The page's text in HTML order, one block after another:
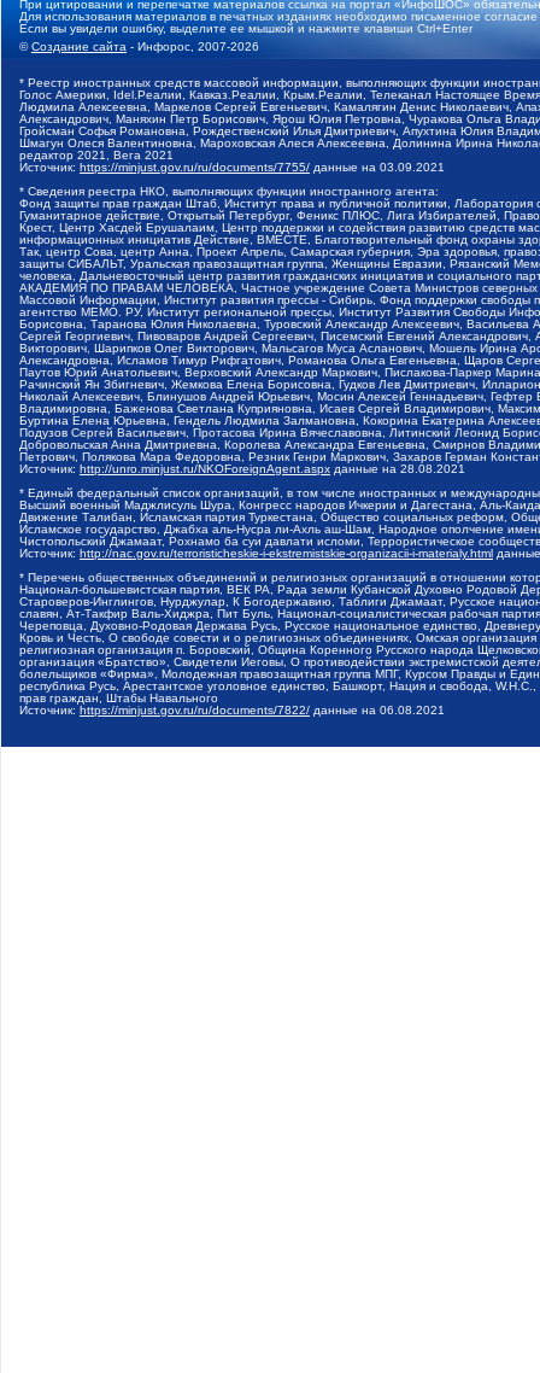
При цитировании и перепечатке материалов ссылка на портал «ИнфоШОС»
Для использования материалов в печатных изданиях необходимо письменное
Если вы увидели ошибку, выделите ее мышкой и нажмите клавиши Ctrl+Enter
©Создание сайта - Инфорос, 2007-2026
* Реестр иностранных средств массовой информации, выполняющих функции
Голос Америки, Idel.Реалии, Кавказ.Реалии, Крым.Реалии, Телеканал Настоящее
Людмила Алексеевна, Маркелов Сергей Евгеньевич, Камалягин Денис Николаевич,
Александрович, Маняхин Петр Борисович, Ярош Юлия Петровна, Чуракова Ольга
Гройсман Софья Романовна, Рождественский Илья Дмитриевич, Апухтина Юлия
Шмагун Олеся Валентиновна, Мароховская Алеся Алексеевна, Долинина Ирина
редактор 2021, Вега 2021
Источник: https://minjust.gov.ru/ru/documents/7755/ данные на 03.09.2021
* Сведения реестра НКО, выполняющих функции иностранного агента:
Фонд защиты прав граждан Штаб, Институт права и публичной политики,
Гуманитарное действие, Открытый Петербург, Феникс ПЛЮС, Лига Избирателей,
Крест, Центр Хасдей Ерушалаим, Центр поддержки и содействия развитию средств
информационных инициатив Действие, ВМЕСТЕ, Благотворительный фонд охраны
Так, центр Сова, центр Анна, Проект Апрель, Самарская губерния, Эра здоровья,
защиты СИБАЛЬТ, Уральская правозащитная группа, Женщины Евразии, Рязанский
человека, Дальневосточный центр развития гражданских инициатив и социального
АКАДЕМИЯ ПО ПРАВАМ ЧЕЛОВЕКА, Частное учреждение Совета Министров северных
Массовой Информации, Институт развития прессы - Сибирь, Фонд поддержки
агентство МЕМО. РУ, Институт региональной прессы, Институт Развития Свободы
Борисовна, Таранова Юлия Николаевна, Туровский Александр Алексеевич,
Сергей Георгиевич, Пивоваров Андрей Сергеевич, Писемский Евгений
Викторович, Шарипков Олег Викторович, Мальсагов Муса Асланович, Мошель Ирина
Александровна, Исламов Тимур Рифгатович, Романова Ольга Евгеньевна, Щаров
Паутов Юрий Анатольевич, Верховский Александр Маркович, Пислакова-Паркер
Рачинский Ян Збигневич, Жемкова Елена Борисовна, Гудков Лев Дмитриевич,
Николай Алексеевич, Блинушов Андрей Юрьевич, Мосин Алексей Геннадьевич,
Владимировна, Баженова Светлана Куприяновна, Исаев Сергей Владимирович,
Буртина Елена Юрьевна, Гендель Людмила Залмановна, Кокорина Екатерина
Подузов Сергей Васильевич, Протасова Ирина Вячеславовна, Литинский Леонид
Добровольская Анна Дмитриевна, Королева Александра Евгеньевна, Смирнов
Петрович, Полякова Мара Федоровна, Резник Генри Маркович, Захаров Герман
Источник: http://unro.minjust.ru/NKOForeignAgent.aspx данные на 28.08.2021
* Единый федеральный список организаций, в том числе иностранных и
Высший военный Маджлисуль Шура, Конгресс народов Ичкерии и Дагестана, Аль-
Движение Талибан, Исламская партия Туркестана, Общество социальных реформ,
Исламское государство, Джабха аль-Нусра ли-Ахль аш-Шам, Народное ополчение
Чистопольский Джамаат, Рохнамо ба суи давлати исломи, Террористическое
Источник: http://nac.gov.ru/terroristicheskie-i-ekstremistskie-organizacii-i-materialy.html
* Перечень общественных объединений и религиозных организаций в отношении
Национал-большевистская партия, ВЕК РА, Рада земли Кубанской Духовно Родовой
Староверов-Инглингов, Нурджулар, К Богодержавию, Таблиги Джамаат, Русское
славян, Ат-Такфир Валь-Хиджра, Пит Буль, Национал-социалистическая рабочая
Череповца, Духовно-Родовая Держава Русь, Русское национальное единство,
Кровь и Честь, О свободе совести и о религиозных объединениях, Омская
религиозная организация п. Боровский, Община Коренного Русского народа
организация «Братство», Свидетели Иеговы, О противодействии экстремистской
болельщиков «Фирма», Молодежная правозащитная группа МПГ, Курсом Правды и
республика Русь, Арестантское уголовное единство, Башкорт, Нация и свобода,
прав граждан, Штабы Навального
Источник: https://minjust.gov.ru/ru/documents/7822/ данные на 06.08.2021